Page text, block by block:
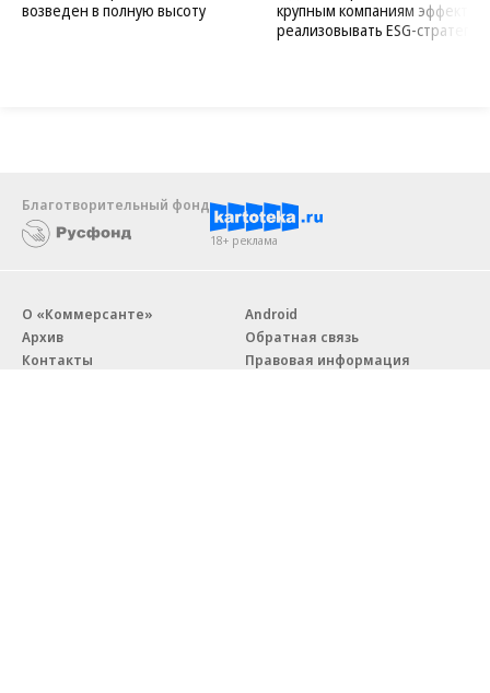
возведен в полную высоту
крупным компаниям
реализовывать ESG-стратегию
Благотворительный фонд
18+ реклама
О «Коммерсанте»
Архив
Контакты
Android
Обратная связь
Правовая информация